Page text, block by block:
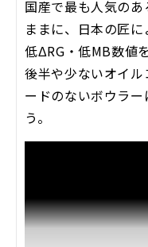
国産で最も人気の
ままに、日本の匠
低ΔRG・低MB数値
後半や少ないオイ
ードのないボウラ
う。